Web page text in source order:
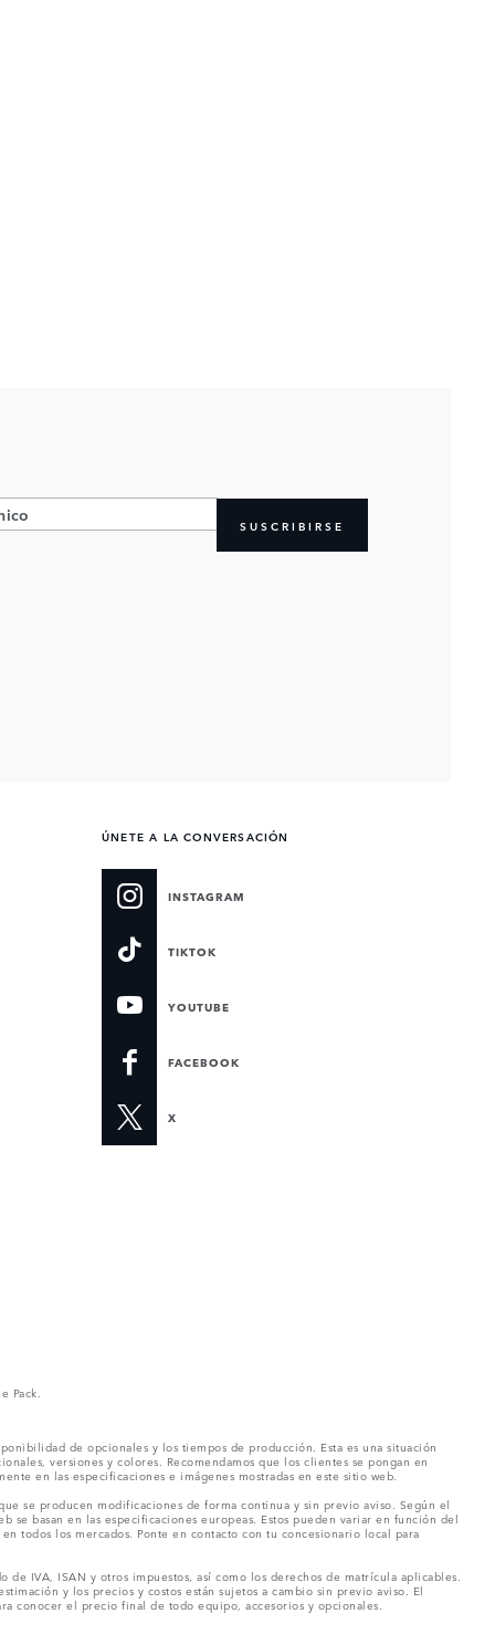
SUSCRIBIRSE
ÚNETE A LA CONVERSACIÓN
INSTAGRAM
TIKTOK
YOUTUBE
FACEBOOK
X
Pack.
de opcionales y los tiempos de producción. Esta es una situación
versiones y colores. Recomendamos que los clientes se pongan en
en las especificaciones e imágenes mostradas en este sitio web.
se producen modificaciones de forma continua y sin previo aviso. Según el
basan en las especificaciones europeas. Estos pueden variar en función del
todos los mercados. Ponte en contacto con tu concesionario local para
IVA, ISAN y otros impuestos, así como los derechos de matrícula aplicables.
y los precios y costos están sujetos a cambio sin previo aviso. El
conocer el precio final de todo equipo, accesorios y opcionales.